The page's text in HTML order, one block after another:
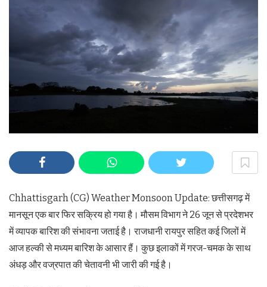
Chhattisgarh (CG) Weather Monsoon Update: छत्तीसगढ़ में
मानसून एक बार फिर सक्रिय हो गया है। मौसम विभाग ने 26 जून से प्रदेशभर
में व्यापक बारिश की संभावना जताई है। राजधानी रायपुर सहित कई जिलों में
आज हल्की से मध्यम बारिश के आसार हैं। कुछ इलाकों में गरज-चमक के साथ
अंधड़ और वज्रपात की चेतावनी भी जारी की गई है।